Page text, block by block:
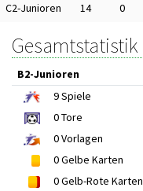
C2-Junioren
14 0
Gesamtstatistik
B2-Junioren
9Spiele
0Tore
0Vorlagen
0Gelbe Karten
0Gelb-Rote Karten